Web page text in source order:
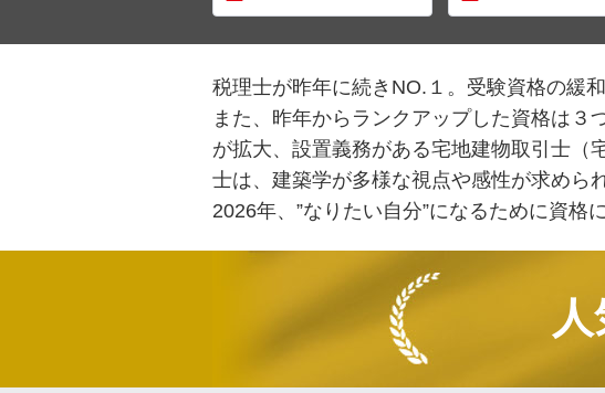
税理士が昨年に続きNO.１。受験資格の緩
また、昨年からランクアップした資格は
が拡大、設置義務がある宅地建物取引士（
士は、建築学が多様な視点や感性が求めら
2026年、”なりたい自分”になるために資格